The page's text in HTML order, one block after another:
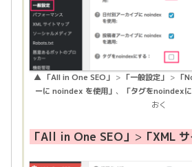
▲ 「All in One SEO」 > 「一般設定」 > 「
ーに noindex を使用」 、 「タグをnoindexに
おく
「All in One SEO」 > 「XML